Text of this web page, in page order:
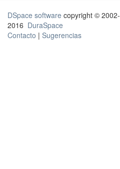
DSpace software copyright © 2002-
2016 DuraSpace
Contacto | Sugerencias